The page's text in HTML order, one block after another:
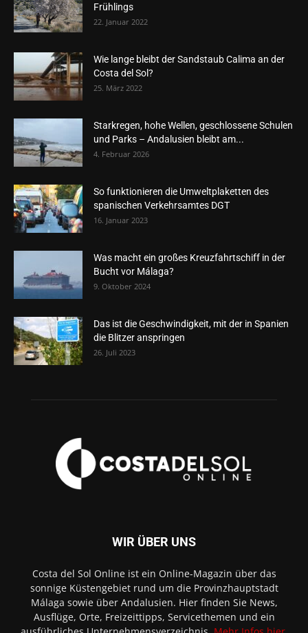
Frühlings
22. Januar 2022
Wie lange bleibt der Sandstaub Calima an der
Costa del Sol?
25. März 2022
Starkregen, hohe Wellen, geschlossene Schulen
und Parks – Andalusien bleibt am...
4. Februar 2026
So funktionieren die Umweltplaketten des
spanischen Verkehrsamtes DGT
16. Januar 2023
Was macht ein großes Kreuzfahrtschiff in der
Bucht vor Málaga?
9. Oktober 2024
Das ist die Geschwindigkeit, mit der in Spanien
die Blitzer anspringen
26. Juli 2023
WIR ÜBER UNS
Costa del Sol Online ist ein Online-Magazin über das
sonnige Küstengebiet rund um die Provinzhauptstadt
Málaga sowie über Andalusien. Hier finden Sie News,
Ausflüge, Orte, Freizeittipps, Servicethemen und ein